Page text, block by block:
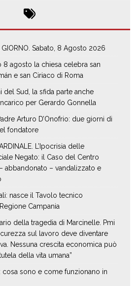
Sabato, 8 Agosto 2026
8 agosto la chiesa celebra san
e san Ciriaco di Roma
del Sud, la sfida parte anche
per Gerardo Gonnella
Arturo D’Onofrio: due giorni di
fondatore
L’Ipocrisia delle
Negato: il Caso del Centro
abbandonato – vandalizzato e
nasce il Tavolo tecnico
Campania
della tragedia di Marcinelle. Pmi
sul lavoro deve diventare
Nessuna crescita economica può
della vita umana”
cosa sono e come funzionano in